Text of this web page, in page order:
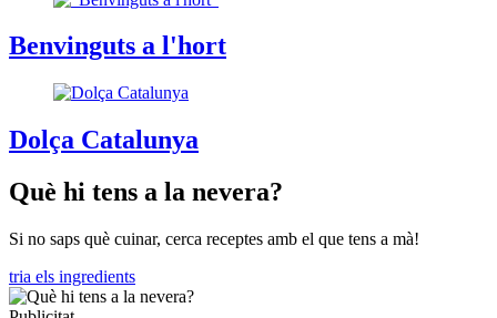
Benvinguts a l'hort
Dolça Catalunya
Què hi tens a la nevera?
Si no saps què cuinar, cerca receptes amb el que tens a mà!
tria els ingredients